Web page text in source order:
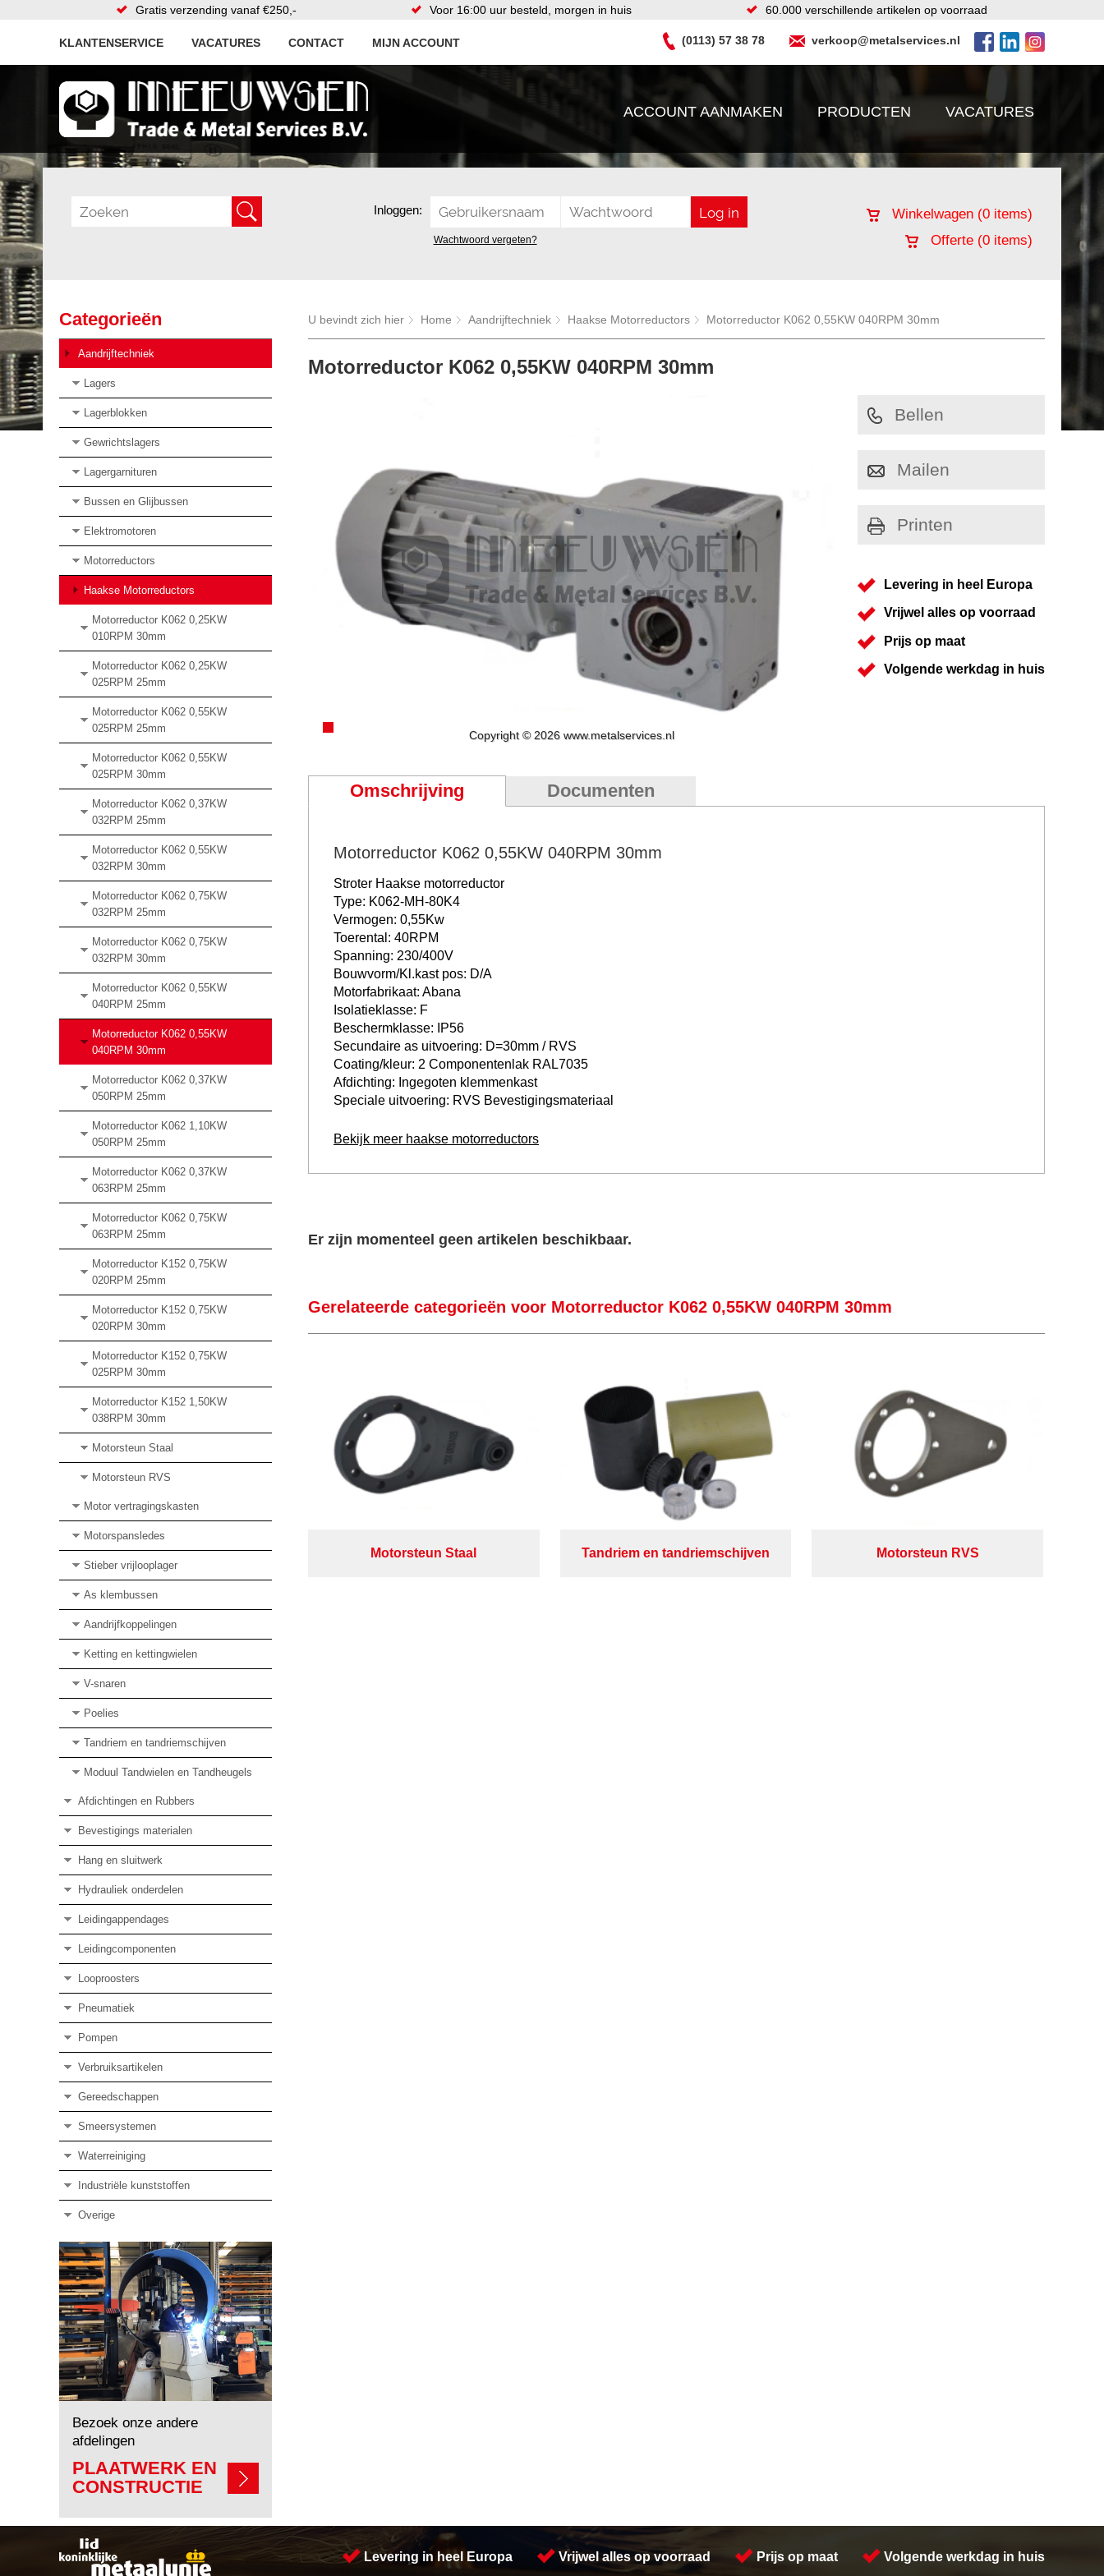
Gratis verzending vanaf €250,- Voor 16:00 uur besteld, morgen in huis 60.000 verschillende artikelen op voorraad
KLANTENSERVICE VACATURES CONTACT MIJN ACCOUNT (0113) 57 38 78 verkoop@metalservices.nl
ACCOUNT AANMAKEN PRODUCTEN VACATURES
Inloggen:
Wachtwoord vergeten?
Winkelwagen (0 items)
Offerte (0 items)
Categorieën
Aandrijftechniek
Lagers
Lagerblokken
Gewrichtslagers
Lagergarnituren
Bussen en Glijbussen
Elektromotoren
Motorreductors
Haakse Motorreductors
Motorreductor K062 0,25KW
010RPM 30mm
Motorreductor K062 0,25KW
025RPM 25mm
Motorreductor K062 0,55KW
025RPM 25mm
Motorreductor K062 0,55KW
025RPM 30mm
Motorreductor K062 0,37KW
032RPM 25mm
Motorreductor K062 0,55KW
032RPM 30mm
Motorreductor K062 0,75KW
032RPM 25mm
Motorreductor K062 0,75KW
032RPM 30mm
Motorreductor K062 0,55KW
040RPM 25mm
Motorreductor K062 0,55KW
040RPM 30mm
Motorreductor K062 0,37KW
050RPM 25mm
Motorreductor K062 1,10KW
050RPM 25mm
Motorreductor K062 0,37KW
063RPM 25mm
Motorreductor K062 0,75KW
063RPM 25mm
Motorreductor K152 0,75KW
020RPM 25mm
Motorreductor K152 0,75KW
020RPM 30mm
Motorreductor K152 0,75KW
025RPM 30mm
Motorreductor K152 1,50KW
038RPM 30mm
Motorsteun Staal
Motorsteun RVS
Motor vertragingskasten
Motorspansledes
Stieber vrijlooplager
As klembussen
Aandrijfkoppelingen
Ketting en kettingwielen
V-snaren
Poelies
Tandriem en tandriemschijven
Moduul Tandwielen en Tandheugels
Afdichtingen en Rubbers
Bevestigings materialen
Hang en sluitwerk
Hydrauliek onderdelen
Leidingappendages
Leidingcomponenten
Looproosters
Pneumatiek
Pompen
Verbruiksartikelen
Gereedschappen
Smeersystemen
Waterreiniging
Industriële kunststoffen
Overige
Bezoek onze andere
afdelingen
PLAATWERK EN
CONSTRUCTIE
U bevindt zich hier Home Aandrijftechniek Haakse Motorreductors Motorreductor K062 0,55KW 040RPM 30mm
Motorreductor K062 0,55KW 040RPM 30mm
Copyright © 2026 www.metalservices.nl
Bellen
Mailen
Printen
Levering in heel Europa
Vrijwel alles op voorraad
Prijs op maat
Volgende werkdag in huis
Omschrijving Documenten
Motorreductor K062 0,55KW 040RPM 30mm
Stroter Haakse motorreductor
Type: K062-MH-80K4
Vermogen: 0,55Kw
Toerental: 40RPM
Spanning: 230/400V
Bouwvorm/Kl.kast pos: D/A
Motorfabrikaat: Abana
Isolatieklasse: F
Beschermklasse: IP56
Secundaire as uitvoering: D=30mm / RVS
Coating/kleur: 2 Componentenlak RAL7035
Afdichting: Ingegoten klemmenkast
Speciale uitvoering: RVS Bevestigingsmateriaal
Bekijk meer haakse motorreductors
Er zijn momenteel geen artikelen beschikbaar.
Gerelateerde categorieën voor Motorreductor K062 0,55KW 040RPM 30mm
Motorsteun Staal Tandriem en tandriemschijven Motorsteun RVS
Levering in heel Europa Vrijwel alles op voorraad Prijs op maat Volgende werkdag in huis